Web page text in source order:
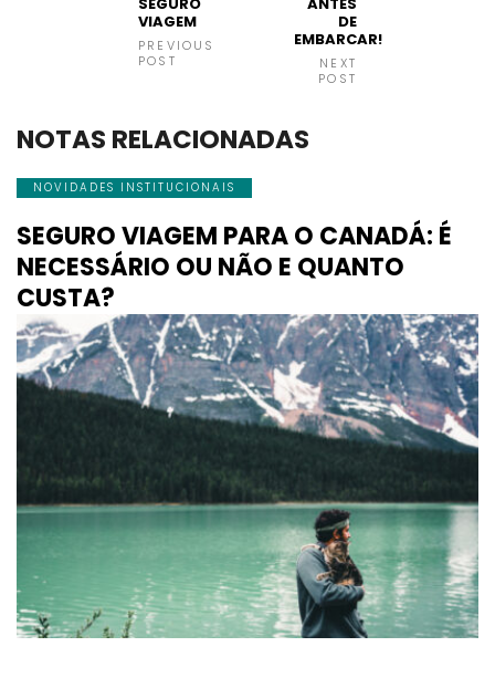
VIAGEM
PREVIOUS
POST
DE
EMBARCAR!
NEXT
POST
NOTAS RELACIONADAS
NOVIDADES INSTITUCIONAIS
SEGURO VIAGEM PARA O CANADÁ: É
NECESSÁRIO OU NÃO E QUANTO
CUSTA?